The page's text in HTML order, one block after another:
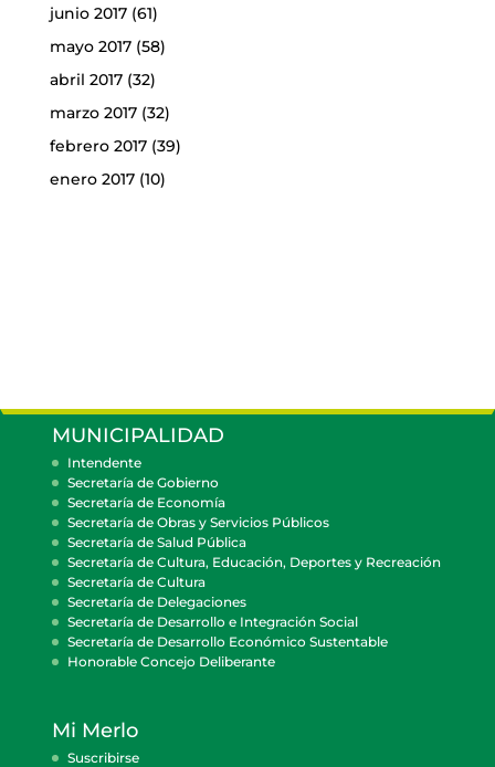
junio 2017(61)
mayo 2017(58)
abril 2017(32)
marzo 2017(32)
febrero 2017(39)
enero 2017(10)
MUNICIPALIDAD
Intendente
Secretaría de Gobierno
Secretaría de Economía
Secretaría de Obras y Servicios Públicos
Secretaría de Salud Pública
Secretaría de Cultura, Educación, Deportes y Recreación
Secretaría de Cultura
Secretaría de Delegaciones
Secretaría de Desarrollo e Integración Social
Secretaría de Desarrollo Económico Sustentable
Honorable Concejo Deliberante
Mi Merlo
Suscribirse